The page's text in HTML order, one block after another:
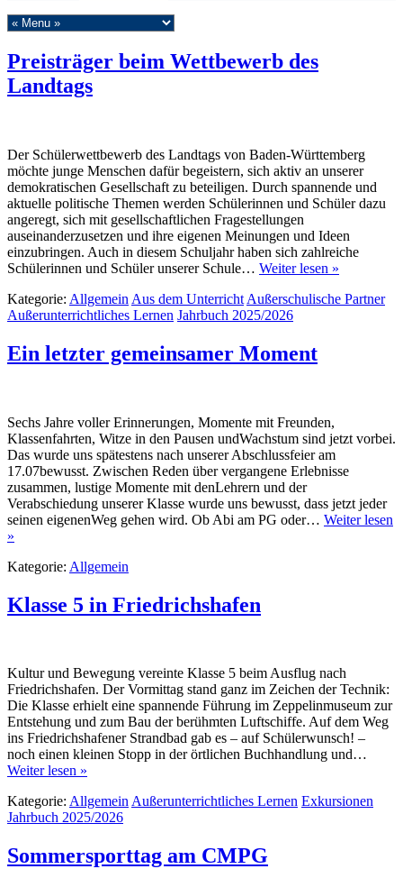
Preisträger beim Wettbewerb des
Landtags
Der Schülerwettbewerb des Landtags von Baden-Württemberg
möchte junge Menschen dafür begeistern, sich aktiv an unserer
demokratischen Gesellschaft zu beteiligen. Durch spannende und
aktuelle politische Themen werden Schülerinnen und Schüler dazu
angeregt, sich mit gesellschaftlichen Fragestellungen
auseinanderzusetzen und ihre eigenen Meinungen und Ideen
einzubringen. Auch in diesem Schuljahr haben sich zahlreiche
Schülerinnen und Schüler unserer Schule… Weiter lesen »
Kategorie: Allgemein Aus dem Unterricht Außerschulische Partner
Außerunterrichtliches Lernen Jahrbuch 2025/2026
Ein letzter gemeinsamer Moment
Sechs Jahre voller Erinnerungen, Momente mit Freunden,
Klassenfahrten, Witze in den Pausen undWachstum sind jetzt vorbei.
Das wurde uns spätestens nach unserer Abschlussfeier am
17.07bewusst. Zwischen Reden über vergangene Erlebnisse
zusammen, lustige Momente mit denLehrern und der
Verabschiedung unserer Klasse wurde uns bewusst, dass jetzt jeder
seinen eigenenWeg gehen wird. Ob Abi am PG oder… Weiter lesen
»
Kategorie: Allgemein
Klasse 5 in Friedrichshafen
Kultur und Bewegung vereinte Klasse 5 beim Ausflug nach
Friedrichshafen. Der Vormittag stand ganz im Zeichen der Technik:
Die Klasse erhielt eine spannende Führung im Zeppelinmuseum zur
Entstehung und zum Bau der berühmten Luftschiffe. Auf dem Weg
ins Friedrichshafener Strandbad gab es – auf Schülerwunsch! –
noch einen kleinen Stopp in der örtlichen Buchhandlung und…
Weiter lesen »
Kategorie: AllgemeinAußerunterrichtliches Lernen Exkursionen
Jahrbuch 2025/2026
Sommersporttag am CMPG